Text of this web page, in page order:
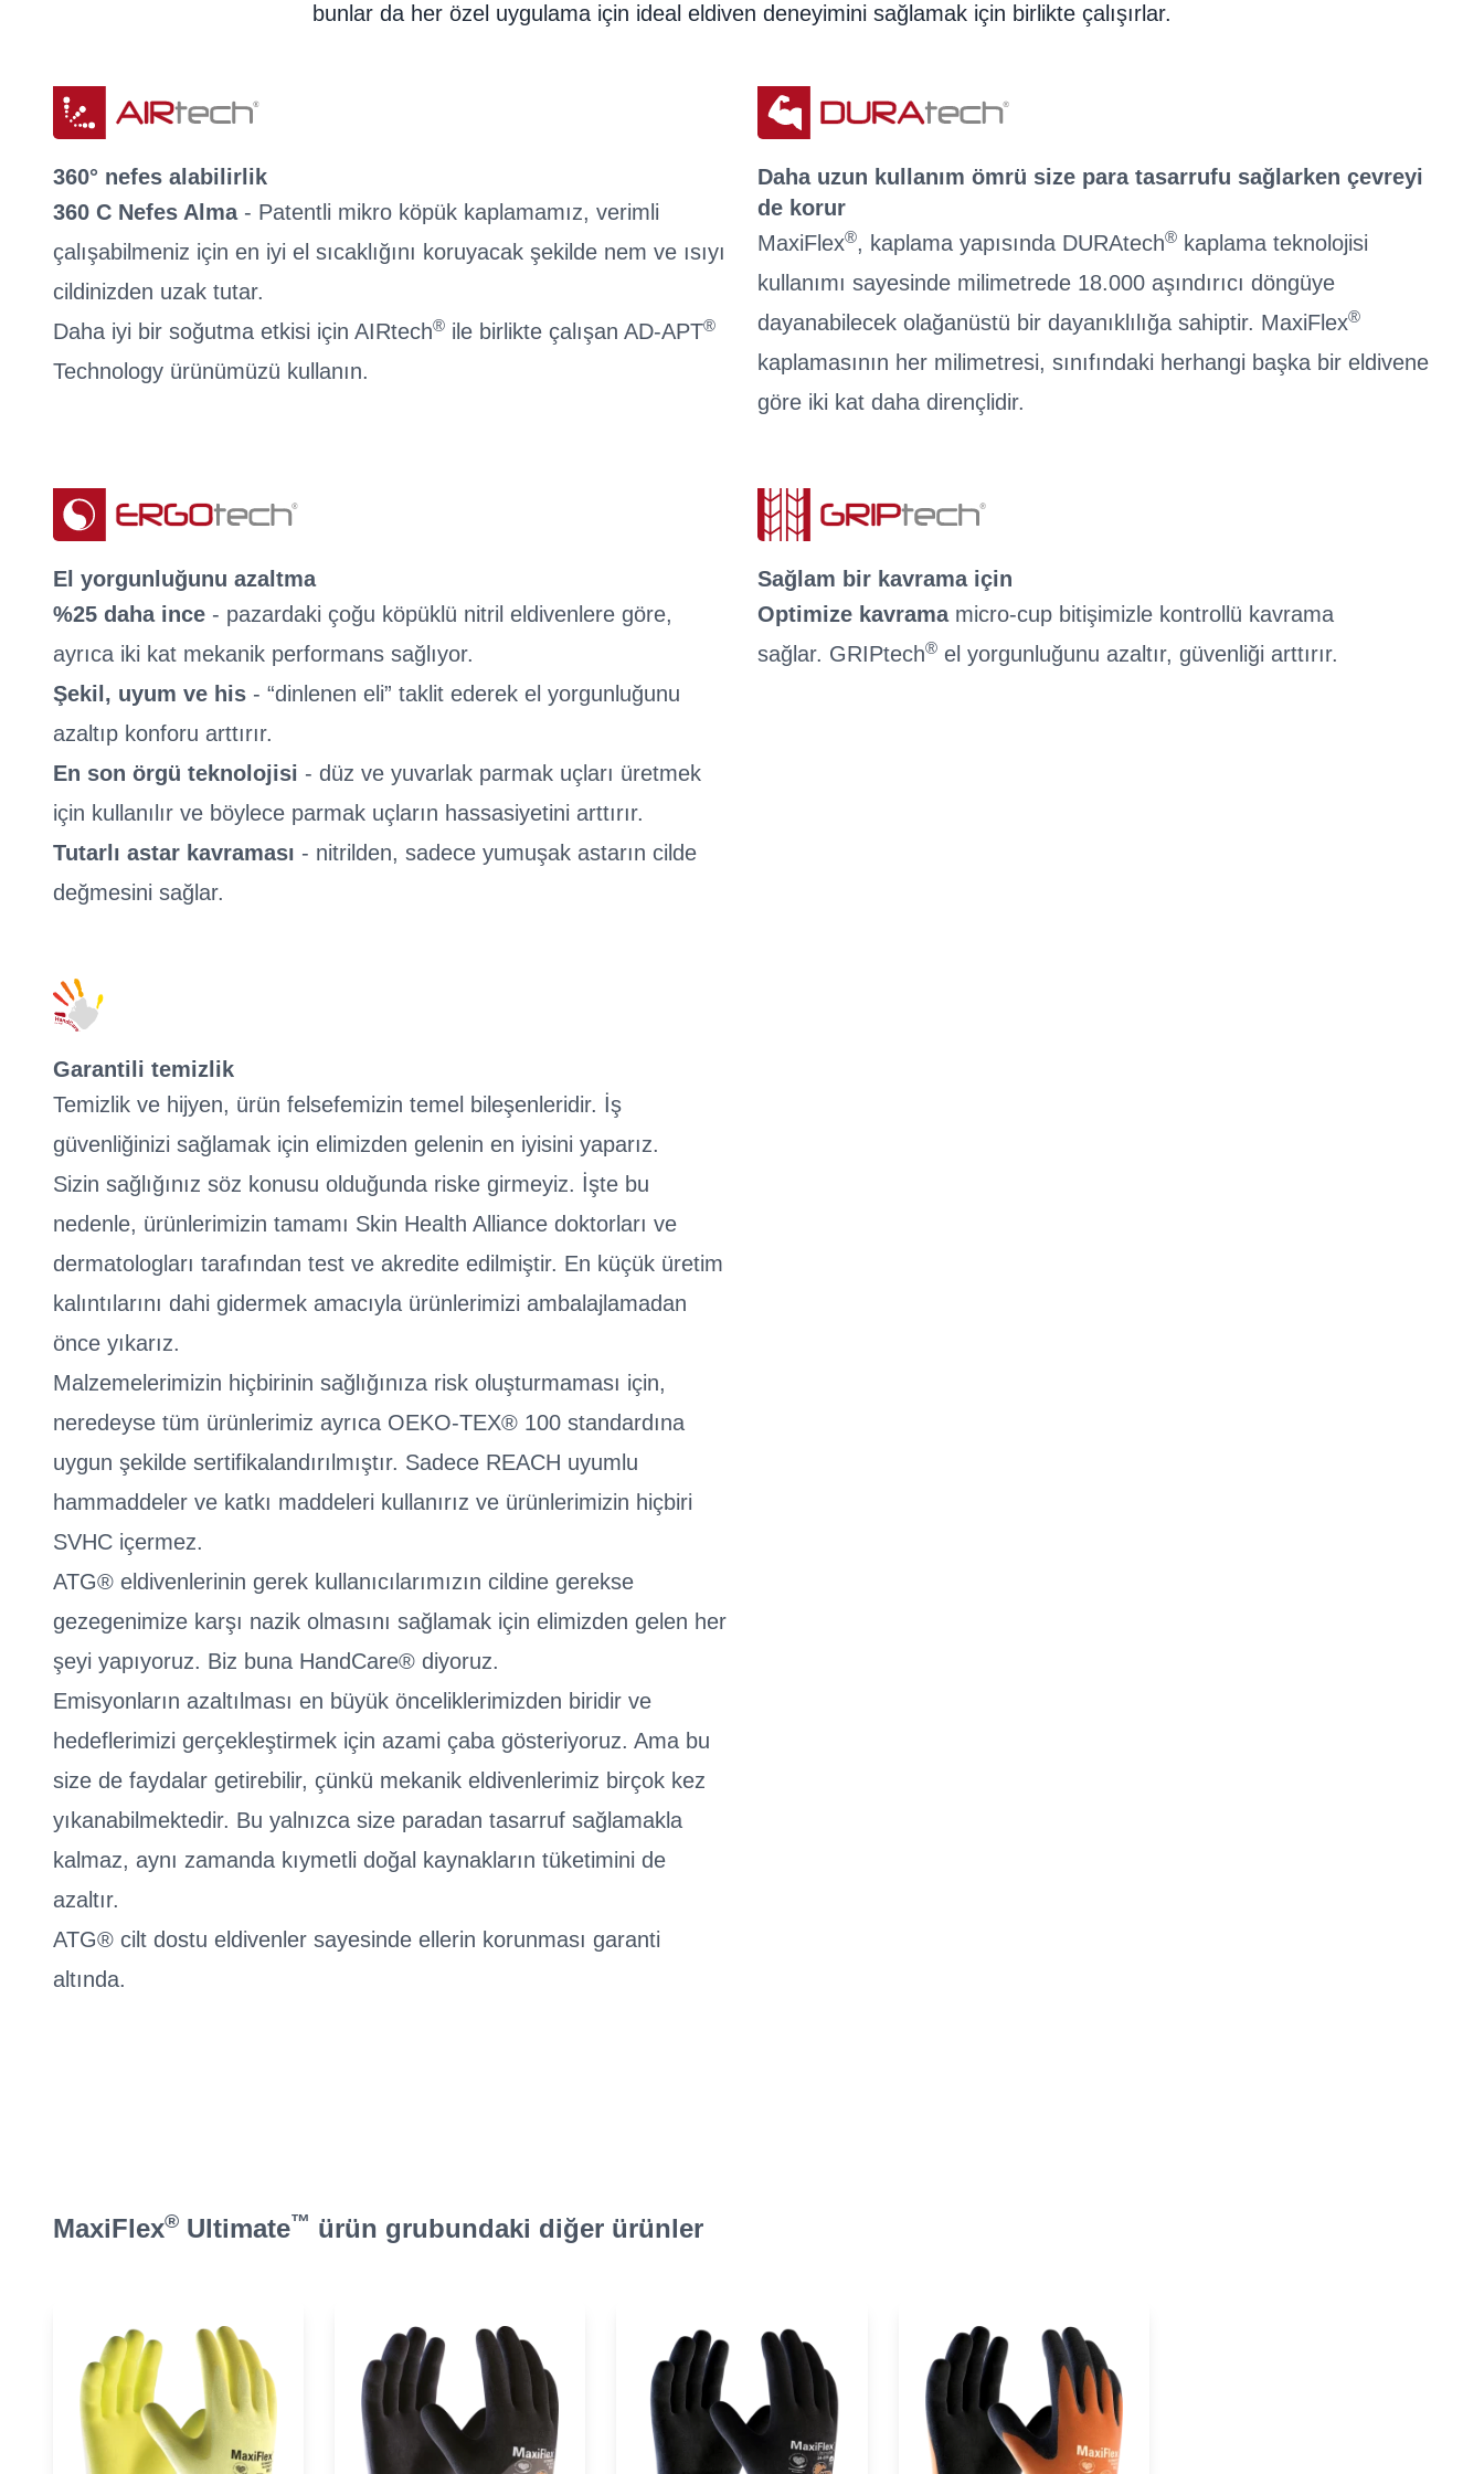
bunlar da her özel uygulama için ideal eldiven deneyimini sağlamak için birlikte çalışırlar.
360° nefes alabilirlik
360 C Nefes Alma- Patentli mikro köpük kaplamamız, verimli
çalışabilmeniz için en iyi el sıcaklığını koruyacak şekilde nem ve ısıyı
cildinizden uzak tutar.
Daha iyi bir soğutma etkisi için AIRtech® ile birlikte çalışan AD-APT®
Technology ürünümüzü kullanın.
Daha uzun kullanım ömrü size para tasarrufu sağlarken çevreyi
de korur
MaxiFlex®, kaplama yapısında DURAtech® kaplama teknolojisi
kullanımı sayesinde milimetrede 18.000 aşındırıcı döngüye
dayanabilecek olağanüstü bir dayanıklılığa sahiptir. MaxiFlex®
kaplamasının her milimetresi, sınıfındaki herhangi başka bir eldivene
göre iki kat daha dirençlidir.
El yorgunluğunu azaltma
%25 daha ince - pazardaki çoğu köpüklü nitril eldivenlere göre,
ayrıca iki kat mekanik performans sağlıyor.
Şekil, uyum ve his - “dinlenen eli” taklit ederek el yorgunluğunu
azaltıp konforu arttırır.
En son örgü teknolojisi - düz ve yuvarlak parmak uçları üretmek
için kullanılır ve böylece parmak uçların hassasiyetini arttırır.
Tutarlı astar kavraması - nitrilden, sadece yumuşak astarın cilde
değmesini sağlar.
Sağlam bir kavrama için
Optimize kavramamicro-cup bitişimizle kontrollü kavrama
sağlar. GRIPtech® el yorgunluğunu azaltır, güvenliği arttırır.
Garantili temizlik
Temizlik ve hijyen, ürün felsefemizin temel bileşenleridir. İş
güvenliğinizi sağlamak için elimizden gelenin en iyisini yaparız.
Sizin sağlığınız söz konusu olduğunda riske girmeyiz. İşte bu
nedenle, ürünlerimizin tamamı Skin Health Alliance doktorları ve
dermatologları tarafından test ve akredite edilmiştir. En küçük üretim
kalıntılarını dahi gidermek amacıyla ürünlerimizi ambalajlamadan
önce yıkarız.
Malzemelerimizin hiçbirinin sağlığınıza risk oluşturmaması için,
neredeyse tüm ürünlerimiz ayrıca OEKO-TEX® 100 standardına
uygun şekilde sertifikalandırılmıştır. Sadece REACH uyumlu
hammaddeler ve katkı maddeleri kullanırız ve ürünlerimizin hiçbiri
SVHC içermez.
ATG® eldivenlerinin gerek kullanıcılarımızın cildine gerekse
gezegenimize karşı nazik olmasını sağlamak için elimizden gelen her
şeyi yapıyoruz. Biz buna HandCare® diyoruz.
Emisyonların azaltılması en büyük önceliklerimizden biridir ve
hedeflerimizi gerçekleştirmek için azami çaba gösteriyoruz. Ama bu
size de faydalar getirebilir, çünkü mekanik eldivenlerimiz birçok kez
yıkanabilmektedir. Bu yalnızca size paradan tasarruf sağlamakla
kalmaz, aynı zamanda kıymetli doğal kaynakların tüketimini de
azaltır.
ATG® cilt dostu eldivenler sayesinde ellerin korunması garanti
altında.
MaxiFlex® Ultimate™ ürün grubundaki diğer ürünler